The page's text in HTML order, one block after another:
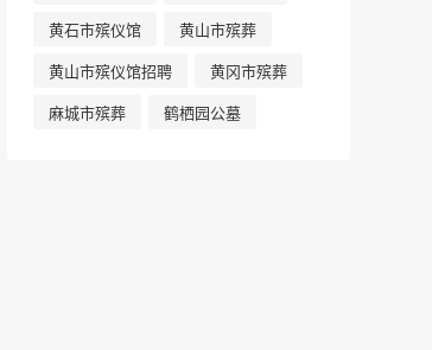
黄石市殡仪馆
黄山市殡葬
黄山市殡仪馆招聘
黄冈市殡葬
麻城市殡葬
鹤栖园公墓